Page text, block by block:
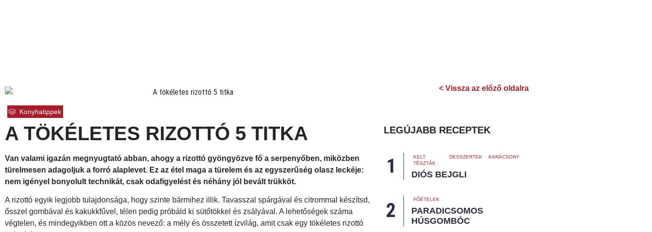
Konyhatippek
A TÖKÉLETES RIZOTTÓ 5 TITKA
Van valami igazán megnyugtató abban, ahogy a rizottó gyöngyözve fő a serpenyőben, miközben
türelmesen adagoljuk a forró alaplevet. Ez az étel maga a türelem és az egyszerűség olasz leckéje:
nem igényel bonyolult technikát, csak odafigyelést és néhány jól bevált trükköt.
A rizottó egyik legjobb tulajdonsága, hogy szinte bármihez illik. Tavasszal spárgával és citrommal készítsd,
ősszel gombával és kakukkfűvel, télen pedig próbáld ki sütőtökkel és zsályával. A lehetőségek száma
végtelen, és mindegyikben ott a közös nevező: a mély és összetett ízvilág, amit csak egy tökéletes rizottó
< Vissza az előző oldalra
LEGÚJABB RECEPTEK
KELT
TÉSZTÁK
DESSZERTEK KARÁCSONY
DIÓS BEJGLI
FŐÉTELEK
PARADICSOMOS
HÚSGOMBÓC